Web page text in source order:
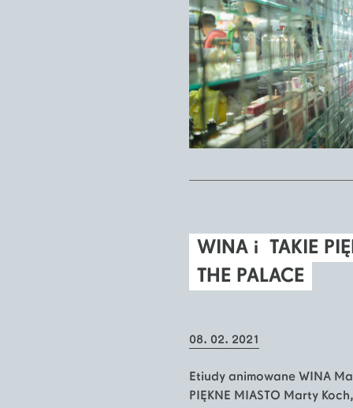
WINA i TAKIE
THE PALACE
08. 02. 2021
Etiudy animowane WINA
PIĘKNE MIASTO Marty